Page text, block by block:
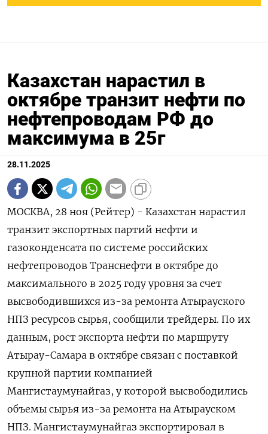
Казахстан нарастил в
октябре транзит нефти по
нефтепроводам РФ до
максимума в 25г
28.11.2025
МОСКВА, 28 ноя (Рейтер) - Казахстан нарастил
транзит экспортных партий нефти и
газоконденсата по системе российских
нефтепроводов Транснефти в октябре до
максимального в 2025 году уровня за счет
высвободившихся из-за ремонта Атырауского
НПЗ ресурсов сырья, сообщили трейдеры. По их
данным, рост экспорта нефти по маршруту
Атырау-Самара в октябре связан с поставкой
крупной партии компанией
Мангистаумунайгаз, у которой высвободились
объемы сырья из-за ремонта на Атырауском
НПЗ. Мангистаумунайгаз экспортировал в